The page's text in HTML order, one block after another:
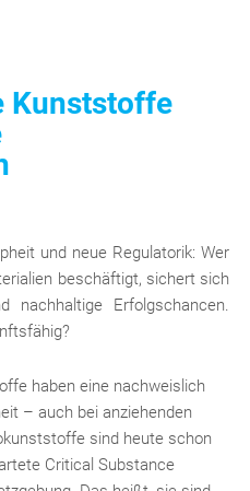
Kunststoffe
und neue Regulatorik: Wer
beschäftigt, sichert sich
nachhaltige Erfolgschancen.
haben eine nachweislich
– auch bei anziehenden
sind heute schon
Critical Substance